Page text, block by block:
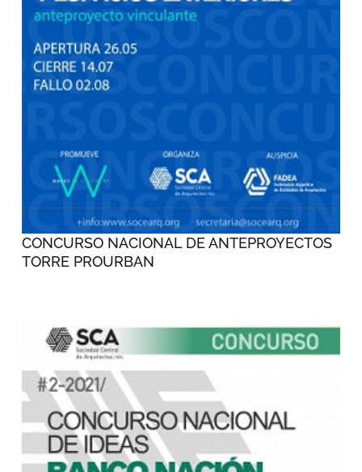
CONCURSO NACIONAL DE ANTEPROYECTOS
TORRE PROURBAN